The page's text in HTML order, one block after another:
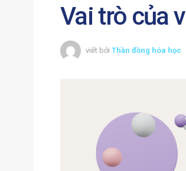
Vai trò của
viết bởi Thần đồng hóa học